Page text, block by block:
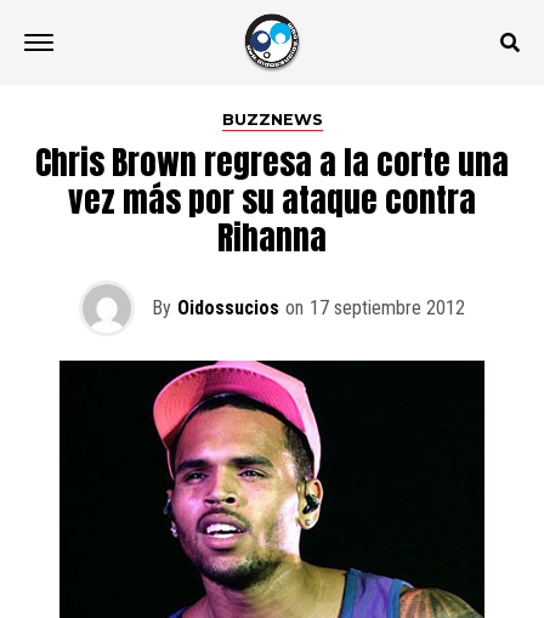
BUZZNEWS
Chris Brown regresa a la corte una
vez más por su ataque contra
Rihanna
By Oidossucios on 17 septiembre 2012